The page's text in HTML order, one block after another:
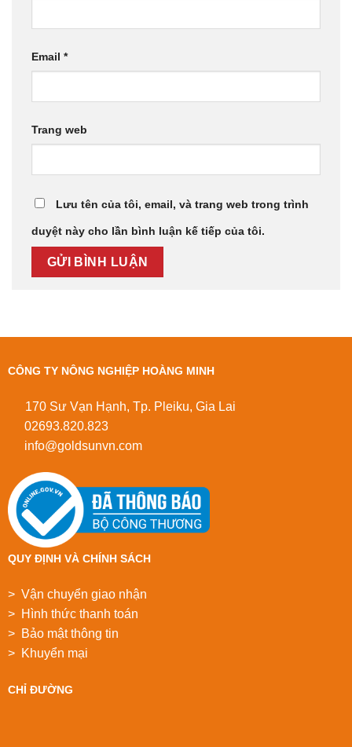
Email *
Trang web
Lưu tên của tôi, email, và trang web trong trình
duyệt này cho lần bình luận kế tiếp của tôi.
CÔNG TY NÔNG NGHIỆP HOÀNG MINH
170 Sư Vạn Hạnh, Tp. Pleiku, Gia Lai
02693.820.823
info@goldsunvn.com
QUY ĐỊNH VÀ CHÍNH SÁCH
> Vận chuyển giao nhận
> Hình thức thanh toán
> Bảo mật thông tin
> Khuyển mại
CHỈ ĐƯỜNG